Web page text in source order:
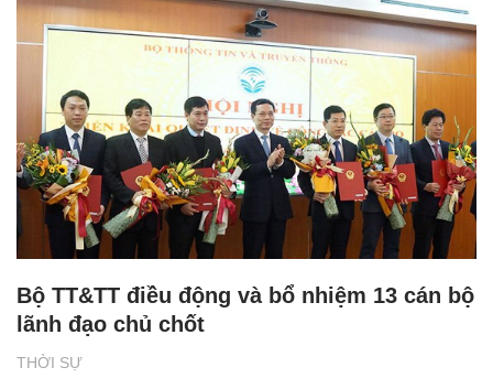
THỜI SỰ
Bộ TT&TT điều động và bổ nhiệm 13 cán bộ
lãnh đạo chủ chốt